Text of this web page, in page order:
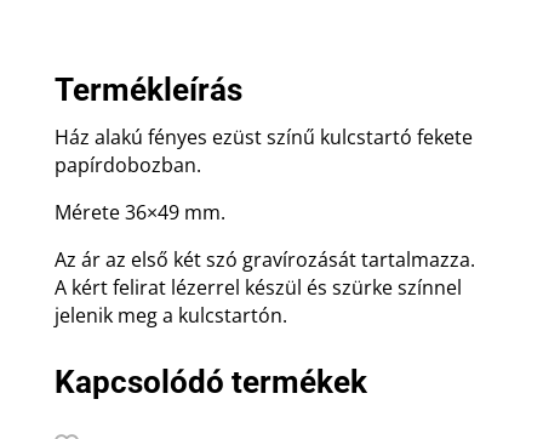
Termékleírás
Ház alakú fényes ezüst színű kulcstartó fekete
papírdobozban.
Mérete 36×49 mm.
Az ár az első két szó gravírozását tartalmazza.
A kért felirat lézerrel készül és szürke színnel
jelenik meg a kulcstartón.
Kapcsolódó termékek